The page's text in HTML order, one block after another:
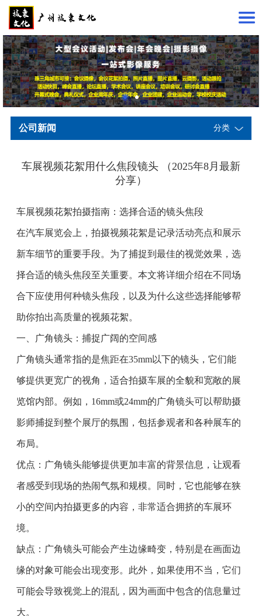
公司新闻 分类
车展视频花絮用什么焦段镜头 （2025年8月最新
分享）
车展视频花絮拍摄指南：选择合适的镜头焦段
在汽车展览会上，拍摄视频花絮是记录活动亮点和展示
新车细节的重要手段。为了捕捉到最佳的视觉效果，选
择合适的镜头焦段至关重要。本文将详细介绍在不同场
合下应使用何种镜头焦段，以及为什么这些选择能够帮
助你拍出高质量的视频花絮。
一、广角镜头：捕捉广阔的空间感
广角镜头通常指的是焦距在35mm以下的镜头，它们能
够提供更宽广的视角，适合拍摄车展的全貌和宽敞的展
览馆内部。例如，16mm或24mm的广角镜头可以帮助摄
影师捕捉到整个展厅的氛围，包括参观者和各种展车的
布局。
优点：广角镜头能够提供更加丰富的背景信息，让观看
者感受到现场的热闹气氛和规模。同时，它也能够在狭
小的空间内拍摄更多的内容，非常适合拥挤的车展环
境。
缺点：广角镜头可能会产生边缘畸变，特别是在画面边
缘的对象可能会出现变形。此外，如果使用不当，它们
可能会导致视觉上的混乱，因为画面中包含的信息量过
大。